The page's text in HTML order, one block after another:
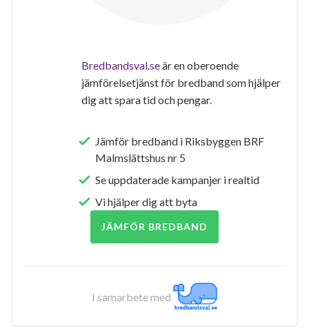
Bredbandsval.seär en oberoende
jämförelsetjänst för bredband som hjälper
dig att spara tid och pengar.
Jämför bredband i Riksbyggen BRF
Malmslättshus nr 5
Se uppdaterade kampanjer i realtid
Vi hjälper dig att byta
JÄMFÖR BREDBAND
I samarbete med